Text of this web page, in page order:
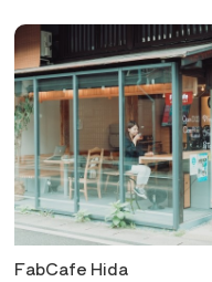
アクセス
飛騨市の６つの魅力
ひだじまん図鑑
交通機関・道路情報
飛騨古川の駐車場
よくある質問
お知らせ
当サイトについて
協会について
パンフレット
FabCafe Hida